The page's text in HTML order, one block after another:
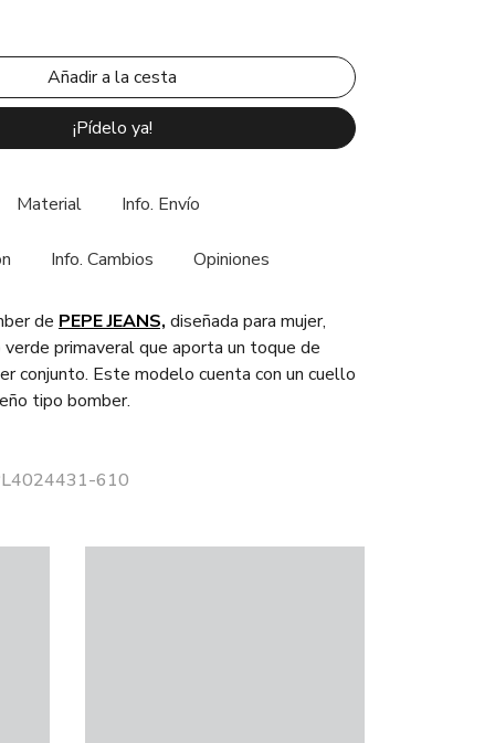
¡Pídelo ya!
Material Info. Envío
Info. Cambios Opiniones
de PEPE JEANS, diseñada para mujer,
primaveral que aporta un toque de
conjunto. Este modelo cuenta con un cuello
tipo bomber.
610